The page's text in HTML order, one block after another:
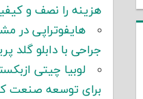
هزینه را نصف و
هایفوتراپی در
جراحی با دابلو گلد
لوبیا چیتی
برای توسعه صنعت